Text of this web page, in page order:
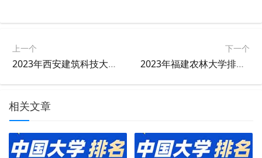
上一个
2023年西安建筑科技大学排名_评级
下一个
2023年福建农林大学排名_评级
相关文章